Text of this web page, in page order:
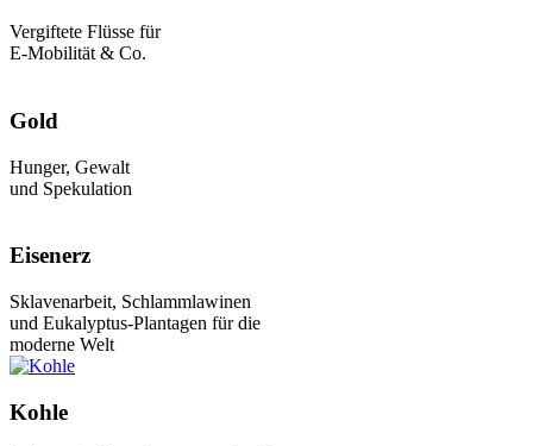
Vergiftete Flüsse für
E-Mobilität & Co.
Gold
Hunger, Gewalt
und Spekulation
Eisenerz
Sklavenarbeit, Schlammlawinen
und Eukalyptus-Plantagen für die
moderne Welt
Kohle